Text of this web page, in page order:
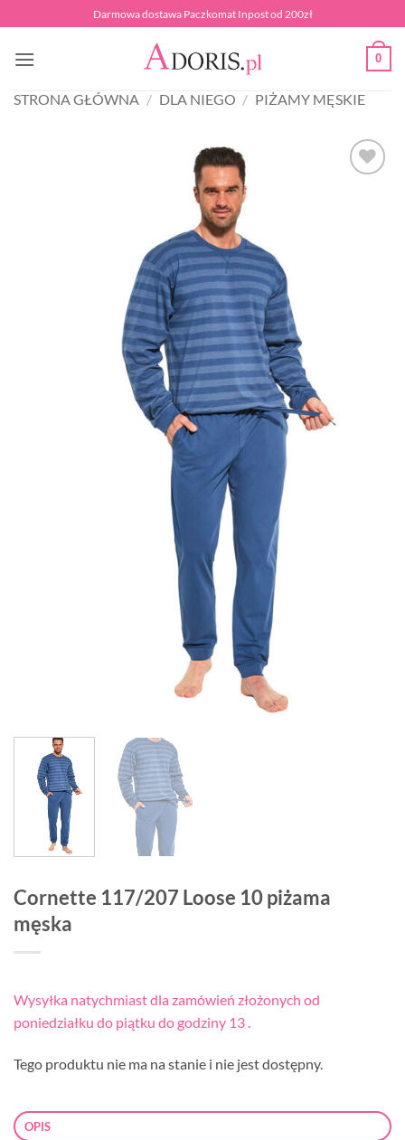
do
zawartości
Darmowa dostawa Paczkomat Inpost od 200zł
0
STRONA GŁÓWNA / DLA NIEGO / PIŻAMY MĘSKIE
Cornette 117/207 Loose 10 piżama
męska
Wysyłka natychmiast dla zamówień złożonych od
poniedziałku do piątku do godziny 13 .
Tego produktu nie ma na stanie i nie jest dostępny.
OPIS